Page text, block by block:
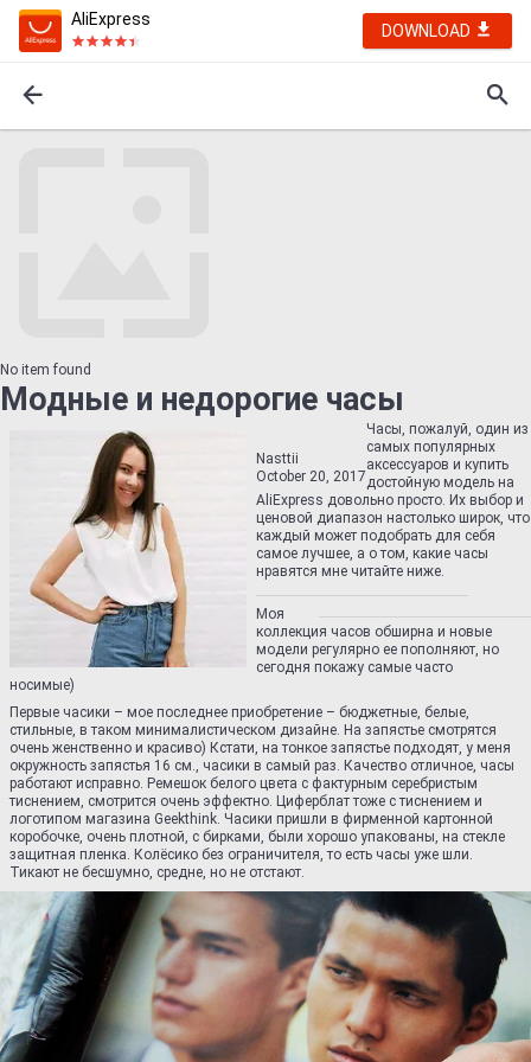
AliExpress
DOWNLOAD
No item found
Модные и недорогие часы
Nasttii
October 20, 2017
Часы, пожалуй, один из
самых популярных
аксессуаров и купить
достойную модель на
AliExpress довольно просто. Их выбор и
ценовой диапазон настолько широк, что
каждый может подобрать для себя
самое лучшее, а о том, какие часы
нравятся мне читайте ниже.
Моя
коллекция часов обширна и новые
модели регулярно ее пополняют, но
сегодня покажу самые часто
носимые)
Первые часики – мое последнее приобретение – бюджетные, белые,
стильные, в таком минималистическом дизайне. На запястье смотрятся
очень женственно и красиво) Кстати, на тонкое запястье подходят, у меня
окружность запястья 16 см., часики в самый раз. Качество отличное, часы
работают исправно. Ремешок белого цвета с фактурным серебристым
тиснением, смотрится очень эффектно. Циферблат тоже с тиснением и
логотипом магазина Geekthink. Часики пришли в фирменной картонной
коробочке, очень плотной, с бирками, были хорошо упакованы, на стекле
защитная пленка. Колёсико без ограничителя, то есть часы уже шли.
Тикают не бесшумно, средне, но не отстают.